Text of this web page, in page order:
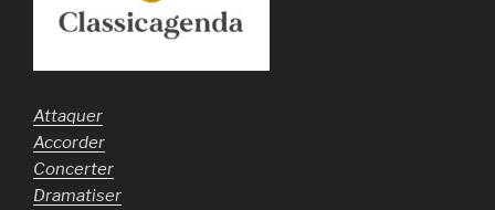
Attaquer
Accorder
Concerter
Dramatiser